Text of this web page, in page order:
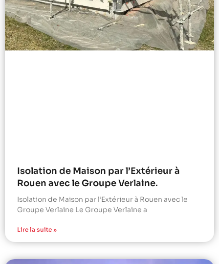
Isolation de Maison par l’Extérieur à
Rouen avec le Groupe Verlaine.
Isolation de Maison par l’Extérieur à Rouen avec le
Groupe Verlaine Le Groupe Verlaine a
Lire la suite »